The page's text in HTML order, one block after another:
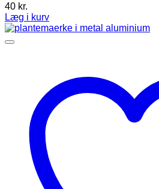
40 kr.
Læg i kurv
Dette
vare
Mulighederne
varesiden